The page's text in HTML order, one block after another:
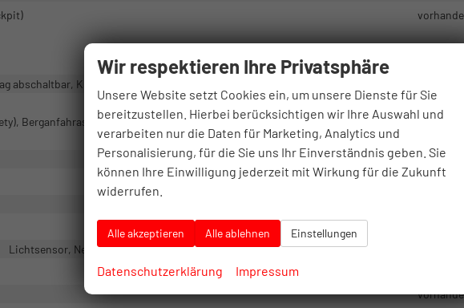
abschaltbar, Knieairbags Vorne, Vorhangairbag, Beifahrerairbag, Fenster-/Kopfairbags Hinten
Berganfahrassistent, Spurhalteassistent, Müdigkeitserkennungs-Sensor, Notrufsystem,
Park Distance Control hinten
Lichtsensor, Nebelscheinwerfer, LED-Rückleuchten, LED-Scheinwerfer, Voll-LED Scheinwerfer
Wir respektieren Ihre Privatsphäre
Unsere Website setzt Cookies ein, um unsere Dienste für Sie
bereitzustellen. Hierbei berücksichtigen wir Ihre Auswahl und
verarbeiten nur die Daten für Marketing, Analytics und
Personalisierung, für die Sie uns Ihr Einverständnis geben. Sie
können Ihre Einwilligung jederzeit mit Wirkung für die Zukunft
widerrufen.
Alle akzeptieren Alle ablehnen Einstellungen
Datenschutzerklärung Impressum